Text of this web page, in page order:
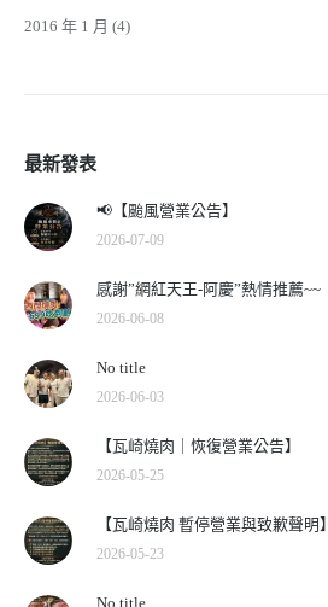
2016 年 1 月 (4)
最新發表
📢【颱風營業公告】
2026-07-09
感謝”網紅天王-阿慶”熱情推薦~~
2026-06-08
No title
2026-06-03
【瓦崎燒肉｜恢復營業公告】
2026-05-25
【瓦崎燒肉 暫停營業與致歉聲明】
2026-05-23
No title